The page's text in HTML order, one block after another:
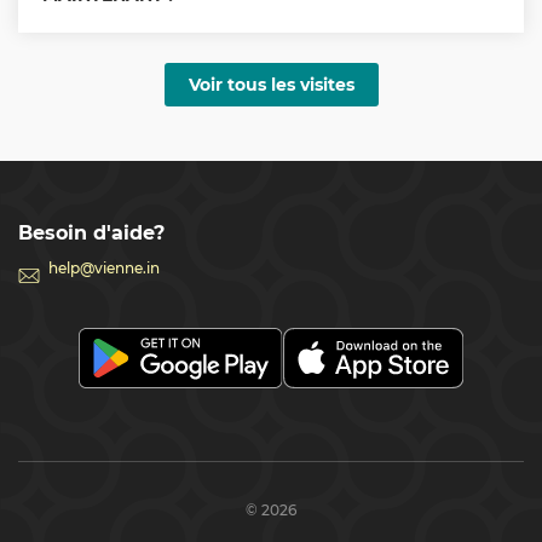
La visite guidée peut être assurée par un guide
Voir tous les visites
Besoin d'aide?
help@vienne.in
© 2026